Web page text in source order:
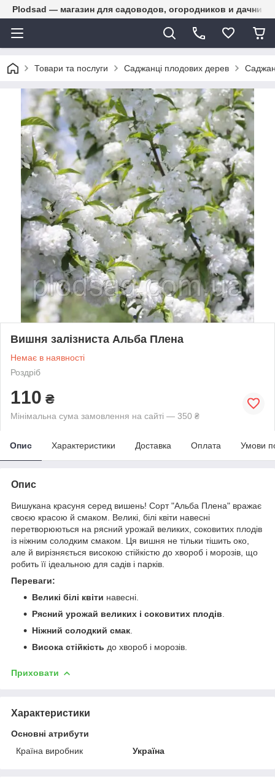
Plodsad — магазин для садоводов, огородников и
Товари та послуги Саджанці плодових дерев
Вишня залізниста Альба Плена
Немає в наявності
Роздріб
110 ₴
Мінімальна сума замовлення на сайті — 350 ₴
Опис Характеристики Доставка Оплата Умови
Опис
Вишукана красуня серед вишень! Сорт "Альба Плена" вражає
своєю красою й смаком. Великі, білі квіти навесні
перетворюються на рясний урожай великих, соковитих плодів
із ніжним солодким смаком. Ця вишня не тільки тішить око,
але й вирізняється високою стійкістю до хвороб і морозів, що
робить її ідеальною для садів і парків.
Переваги:
Великі білі квіти навесні.
Рясний урожай великих і соковитих плодів
Ніжний солодкий смак
Висока стійкість до хвороб і морозів.
Приховати
Характеристики
Основні атрибути
Країна виробник
Україна